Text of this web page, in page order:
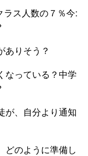
ラス人数の７％今:
ありそう？
なっている？中学
が、自分より通知
どのように準備し